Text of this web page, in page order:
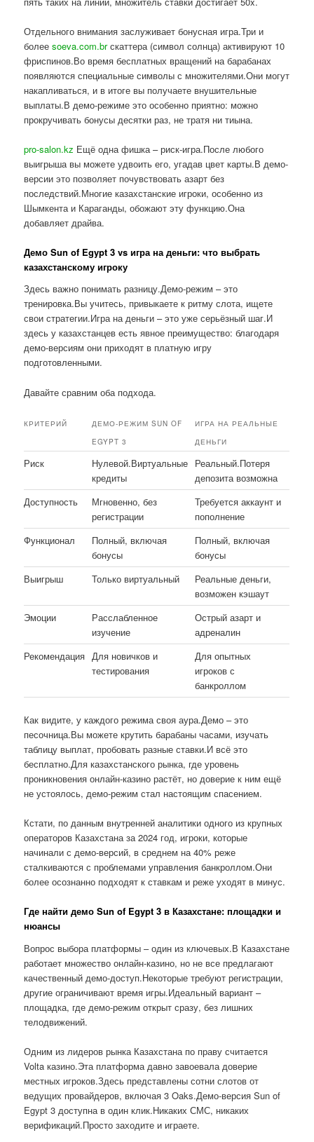
Отдельного внимания заслуживает бонусная игра.Три и
болееsoeva.com.brскаттера (символ солнца) активируют 10
фриспинов.Во время бесплатных вращений на барабанах
появляются специальные символы с множителями.Они могут
накапливаться, и в итоге вы получаете внушительные
выплаты.В демо-режиме это особенно приятно: можно
прокручивать бонусы десятки раз, не тратя ни тиына.
pro-salon.kz Ещё одна фишка – риск-игра.После любого
выигрыша вы можете удвоить его, угадав цвет карты.В демо-
версии это позволяет почувствовать азарт без
последствий.Многие казахстанские игроки, особенно из
Шымкента и Караганды, обожают эту функцию.Она
добавляет драйва.
Демо Sun of Egypt 3 vs игра на деньги: что выбрать
казахстанскому игроку
Здесь важно понимать разницу.Демо-режим – это
тренировка.Вы учитесь, привыкаете к ритму слота, ищете
свои стратегии.Игра на деньги – это уже серьёзный шаг.И
здесь у казахстанцев есть явное преимущество: благодаря
демо-версиям они приходят в платную игру
подготовленными.
Давайте сравним оба подхода.
КРИТЕРИЙ
ДЕМО-РЕЖИМ SUN OF
EGYPT 3
ИГРА НА РЕАЛЬНЫЕ
ДЕНЬГИ
Риск
Нулевой.Виртуальные
кредиты
Реальный.Потеря
депозита возможна
Доступность
Мгновенно, без
регистрации
Требуется аккаунт и
пополнение
Функционал
Полный, включая
бонусы
Полный, включая
бонусы
Выигрыш
Только виртуальный
Реальные деньги,
возможен кэшаут
Эмоции
Расслабленное
изучение
Острый азарт и
адреналин
Рекомендация Для новичков и
тестирования
Для опытных
игроков с
банкроллом
Как видите, у каждого режима своя аура.Демо – это
песочница.Вы можете крутить барабаны часами, изучать
таблицу выплат, пробовать разные ставки.И всё это
бесплатно.Для казахстанского рынка, где уровень
проникновения онлайн-казино растёт, но доверие к ним ещё
не устоялось, демо-режим стал настоящим спасением.
Кстати, по данным внутренней аналитики одного из крупных
операторов Казахстана за 2024 год, игроки, которые
начинали с демо-версий, в среднем на 40% реже
сталкиваются с проблемами управления банкроллом.Они
более осознанно подходят к ставкам и реже уходят в минус.
Где найти демо Sun of Egypt 3 в Казахстане: площадки и
нюансы
Вопрос выбора платформы – один из ключевых.В Казахстане
работает множество онлайн-казино, но не все предлагают
качественный демо-доступ.Некоторые требуют регистрации,
другие ограничивают время игры.Идеальный вариант –
площадка, где демо-режим открыт сразу, без лишних
телодвижений.
Одним из лидеров рынка Казахстана по праву считается
Volta казино.Эта платформа давно завоевала доверие
местных игроков.Здесь представлены сотни слотов от
ведущих провайдеров, включая 3 Oaks.Демо-версия Sun of
Egypt 3 доступна в один клик.Никаких СМС, никаких
верификаций.Просто заходите и играете.